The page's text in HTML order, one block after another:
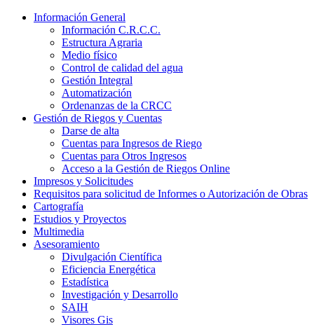
Información General
Información C.R.C.C.
Estructura Agraria
Medio físico
Control de calidad del agua
Gestión Integral
Automatización
Ordenanzas de la CRCC
Gestión de Riegos y Cuentas
Darse de alta
Cuentas para Ingresos de Riego
Cuentas para Otros Ingresos
Acceso a la Gestión de Riegos Online
Impresos y Solicitudes
Requisitos para solicitud de Informes o Autorización de Obras
Cartografía
Estudios y Proyectos
Multimedia
Asesoramiento
Divulgación Científica
Eficiencia Energética
Estadística
Investigación y Desarrollo
SAIH
Visores Gis